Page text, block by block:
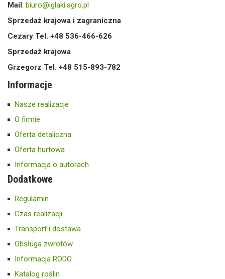
Mail : biuro@iglaki.agro.pl
Sprzedaż krajowa i zagraniczna
Cezary Tel. +48 536-466-626
Sprzedaż krajowa
Grzegorz Tel. +48 515-893-782
Informacje
Nasze realizacje
O firmie
Oferta detaliczna
Oferta hurtowa
Informacja o autorach
Dodatkowe
Regulamin
Czas realizacji
Transport i dostawa
Obsługa zwrotów
Informacja RODO
Katalog roślin